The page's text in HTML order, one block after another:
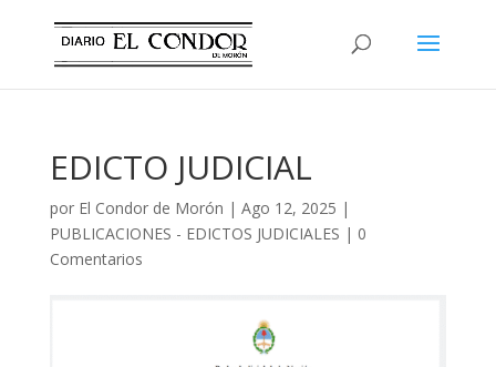
EDICTO JUDICIAL
por El Condor de Morón | Ago 12, 2025 |
PUBLICACIONES - EDICTOS JUDICIALES | 0
Comentarios